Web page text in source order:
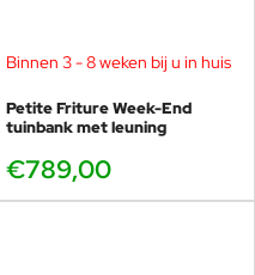
Binnen 3 - 8 weken bij u in huis
Petite Friture Week-End
tuinbank met leuning
€789,00